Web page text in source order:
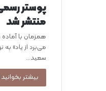
پوستر رسمی
منتشر شد
همزمان با
می‌برد از یاد»
سعید…
بیشتر بخوانید